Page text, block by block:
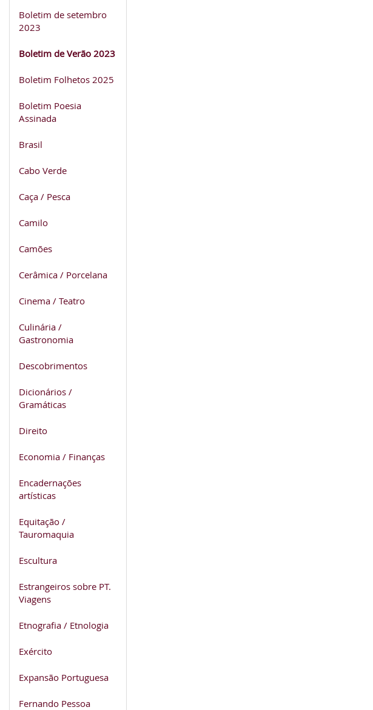
Boletim de setembro
2023
Boletim de Verão 2023
Boletim Folhetos 2025
Boletim Poesia
Assinada
Brasil
Cabo Verde
Caça / Pesca
Camilo
Camões
Cerâmica / Porcelana
Cinema / Teatro
Culinária /
Gastronomia
Descobrimentos
Dicionários /
Gramáticas
Direito
Economia / Finanças
Encadernações
artísticas
Equitação /
Tauromaquia
Escultura
Estrangeiros sobre PT.
Viagens
Etnografia / Etnologia
Exército
Expansão Portuguesa
Fernando Pessoa